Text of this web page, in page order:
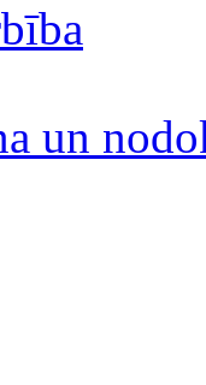
un